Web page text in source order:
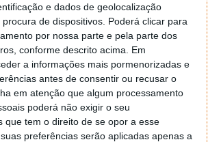
e dados de geolocalização
de dispositivos. Poderá clicar para
por nossa parte e pela parte dos
conforme descrito acima. Em
a informações mais pormenorizadas e
antes de consentir ou recusar o
em atenção que algum processamento
poderá não exigir o seu
que tem o direito de se opor a esse
preferências serão aplicadas apenas a
, diretora-geral da ACEA, "a crise
exige uma ação urgente".
indicadores apontam para uma
do mercado de veículos elétricos
altura em que é necessário